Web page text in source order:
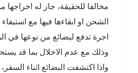
مخالفا للحقيقة، جاز له
الشحن او ابقاءها فيها مع
اجرة تدفع لبضائع من نوعها في
وذلك مع عدم الاخلال بما قد
واذا اكتشفت البضائع اثناء